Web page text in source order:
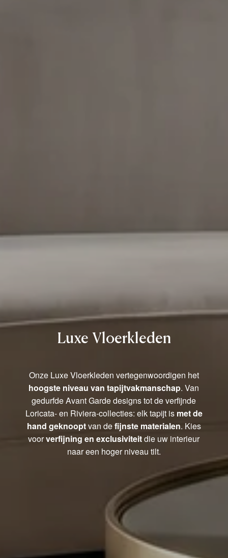
Luxe Vloerkleden
Onze Luxe Vloerkleden vertegenwoordigen het
hoogste niveau van tapijtvakmanschap. Van
gedurfde Avant Garde designs tot de verfijnde
Loricata- en Riviera-collecties: elk tapijt is met de
hand geknooptvan defijnste materialen. Kies
voorverfijning en exclusiviteitdie uw interieur
naar een hoger niveau tilt.